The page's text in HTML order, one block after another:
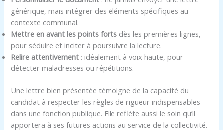
générique, mais intégrer des éléments spécifiques au
contexte communal.
Mettre en avant les points forts dès les premières lignes,
pour séduire et inciter à poursuivre la lecture.
Relire attentivement : idéalement à voix haute, pour
détecter maladresses ou répétitions.
Une lettre bien présentée témoigne de la capacité du
candidat à respecter les règles de rigueur indispensables
dans une fonction publique. Elle reflète aussi le soin qu’il
apportera à ses futures actions au service de la collectivité.